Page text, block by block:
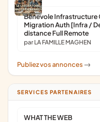
Bénévole Infrastructure
Migration Auth [Infra /
distance Full Remote
par LA FAMILLE MAGHEN
Publiez vos annonces ->
SERVICES PARTENAIRES
WHAT THE WEB